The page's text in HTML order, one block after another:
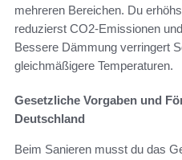
mehreren Bereichen. Du
reduzierst CO2-Emissionen
Bessere Dämmung verringert
gleichmäßigere Temperaturen.
Gesetzliche Vorgaben und
Deutschland
Beim Sanieren musst du das